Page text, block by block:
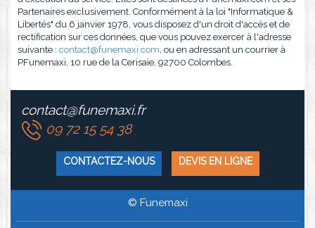
Partenaires exclusivement. Conformément à la loi "Informatique &
Libertés" du 6 janvier 1978, vous disposez d'un droit d'accès et de
rectification sur ces données, que vous pouvez exercer à l'adresse
suivante :contact@funemaxi.com, ou en adressant un courrier à
PFunemaxi, 10 rue de la Cerisaie, 92700 Colombes.
contact@funemaxi.fr
09 72 15 54 38
CONTACTEZ-NOUS DEVIS EN LIGNE
© Funemaxi